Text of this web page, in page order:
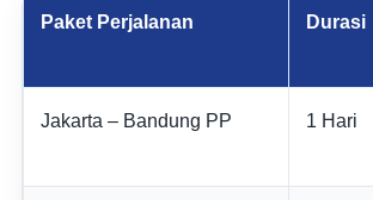
Paket Perjalanan Durasi
Jakarta – Bandung PP 1 Hari